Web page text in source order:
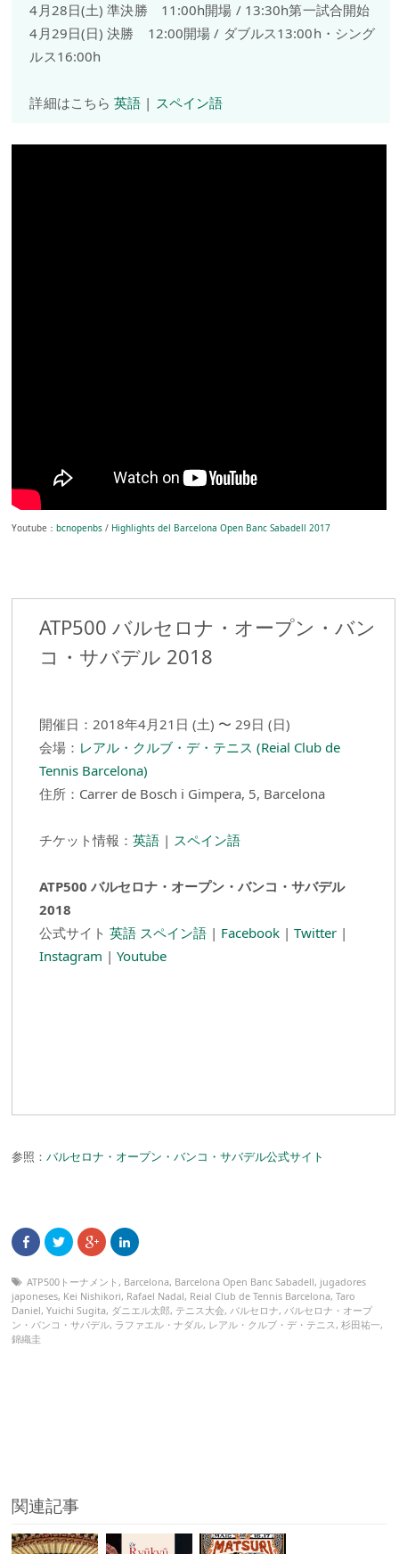
4月28日(土) 準決勝 11:00h開場 / 13:30h第一試合開始
4月29日(日) 決勝 12:00開場 / ダブルス13:00h・シング
ルス16:00h
詳細はこちら英語 | スペイン語
Youtube：bcnopenbs / Highlights del Barcelona Open Banc Sabadell 2017
ATP500 バルセロナ・オープン・バン
コ・サバデル 2018
開催日：2018年4月21日 (土) 〜 29日 (日)
会場： レアル・クルブ・デ・テニス (Reial Club de
Tennis Barcelona)
住所：Carrer de Bosch i Gimpera, 5, Barcelona
チケット情報：英語 | スペイン語
ATP500 バルセロナ・オープン・バンコ・サバデル
2018
公式サイト英語 スペイン語 | Facebook |Twitter |
Instagram |Youtube
参照：バルセロナ・オープン・バンコ・サバデル公式サイト
ATP500トーナメント , Barcelona, Barcelona Open Banc Sabadell, jugadores
japoneses, Kei Nishikori, Rafael Nadal, Reial Club de Tennis Barcelona,Taro
Daniel,Yuichi Sugita, ダニエル太郎, テニス大会, バルセロナ, バルセロナ・オープ
ン・バンコ・サバデル, ラファエル・ナダル, レアル・クルブ・デ・テニス ,杉田祐一,
錦織圭
関連記事